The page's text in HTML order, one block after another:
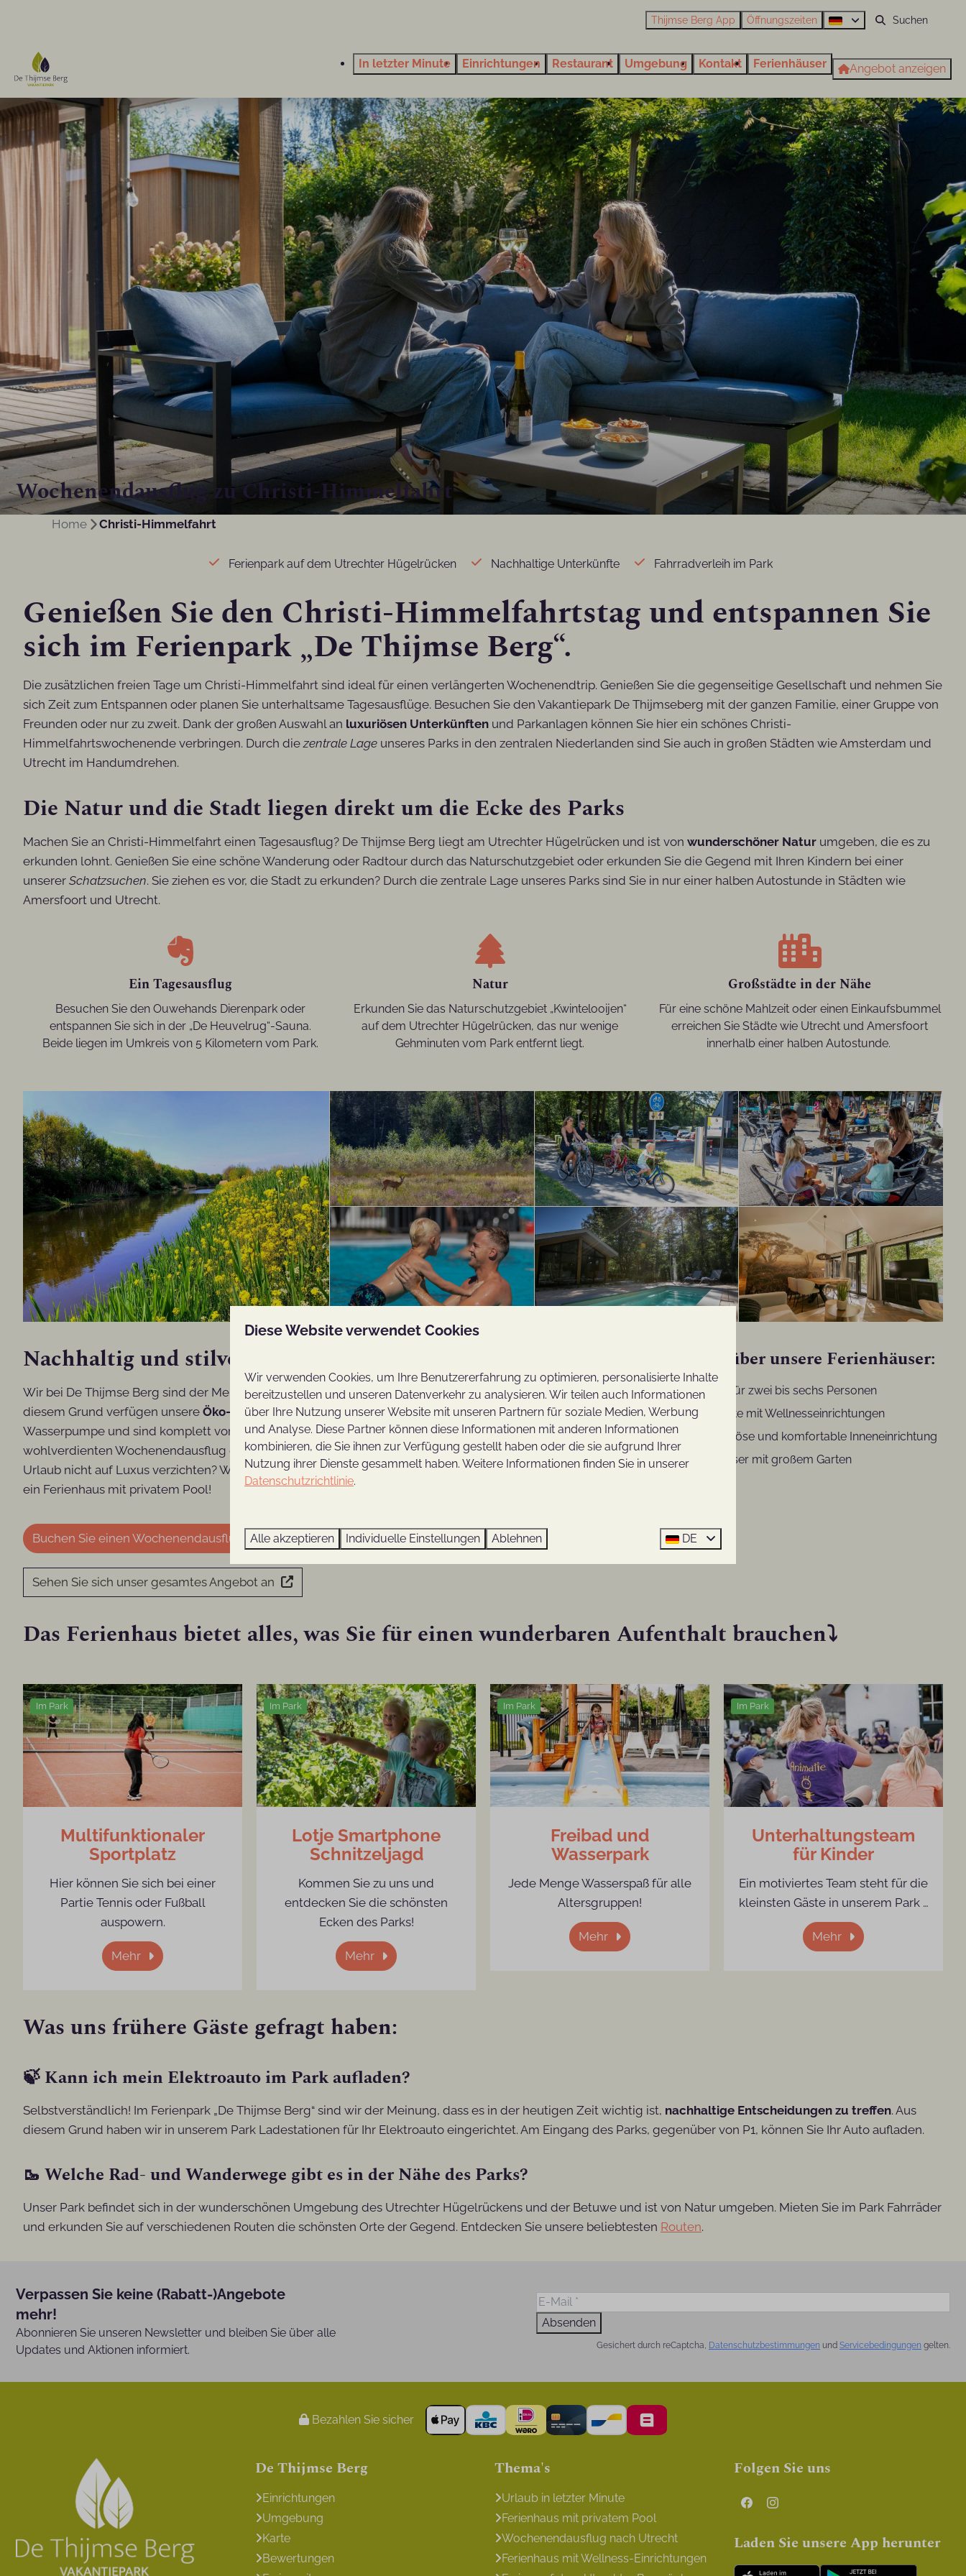
Thijmse Berg App Öffnungszeiten
In letzter Minute Einrichtungen Restaurant Umgebung Kontakt Ferienhäuser Angebot anzeigen
Wochenendausflug zu Christi-Himmelfahrt
Home Christi-Himmelfahrt
Ferienpark auf dem Utrechter Hügelrücken Nachhaltige Unterkünfte Fahrradverleih im Park
Genießen Sie den Christi-Himmelfahrtstag und entspannen Sie
sich im Ferienpark „De Thijmse Berg“.
Die zusätzlichen freien Tage um Christi-Himmelfahrt sind ideal für einen verlängerten Wochenendtrip. Genießen Sie die gegenseitige Gesellschaft und nehmen Sie
sich Zeit zum Entspannen oder planen Sie unterhaltsame Tagesausflüge. Besuchen Sie den Vakantiepark De Thijmseberg mit der ganzen Familie, einer Gruppe von
Freunden oder nur zu zweit. Dank der großen Auswahl an luxuriösen Unterkünften und Parkanlagen können Sie hier ein schönes Christi-
Himmelfahrtswochenende verbringen. Durch diezentrale Lage unseres Parks in den zentralen Niederlanden sind Sie auch in großen Städten wie Amsterdam und
Utrecht im Handumdrehen.
Die Natur und die Stadt liegen direkt um die Ecke des Parks
Machen Sie an Christi-Himmelfahrt einen Tagesausflug? De Thijmse Berg liegt am Utrechter Hügelrücken und ist vonwunderschöner Natur umgeben, die es zu
erkunden lohnt. Genießen Sie eine schöne Wanderung oder Radtour durch das Naturschutzgebiet oder erkunden Sie die Gegend mit Ihren Kindern bei einer
unsererSchatzsuchen. Sie ziehen es vor, die Stadt zu erkunden? Durch die zentrale Lage unseres Parks sind Sie in nur einer halben Autostunde in Städten wie
Amersfoort und Utrecht.
Ein Tagesausflug
Besuchen Sie den Ouwehands Dierenpark oder
entspannen Sie sich in der „De Heuvelrug“-Sauna.
Beide liegen im Umkreis von 5 Kilometern vom Park.
Natur
Erkunden Sie das Naturschutzgebiet „Kwintelooijen“
auf dem Utrechter Hügelrücken, das nur wenige
Gehminuten vom Park entfernt liegt.
Großstädte in der Nähe
Für eine schöne Mahlzeit oder einen Einkaufsbummel
erreichen Sie Städte wie Utrecht und Amersfoort
innerhalb einer halben Autostunde.
Nachhaltig und stilvoll; unsere Ferienhäuser 🍃
Wir bei De Thijmse Berg sind der Meinung, dass es wichtig ist, nachhaltige Entscheidungen zu treffen. Aus
diesem Grund verfügen unsereÖko-Ferienhäuserüber Sonnenkollektoren, beheizte Fußböden, eine
Wasserpumpe und sind komplett vom Gasnetz abgekoppelt. So können Sie über Christi-Himmelfahrt einen
wohlverdienten Wochenendausflug genießen, ohne sich um alles kümmern zu müssen. Sie wollen in Ihrem
Urlaub nicht auf Luxus verzichten? Wählen Sie unser Öko-Ferienhaus mit Sauna oder unsere Pool-Lodge,
ein Ferienhaus mit privatem Pool!
Buchen Sie einen Wochenendausflug zu Christi-Himmelfahrt
Sehen Sie sich unser gesamtes Angebot an
Übersicht über unsere Ferienhäuser:
Geeignet für zwei bis sechs Personen
Unterkünfte mit Wellnesseinrichtungen
Eine luxuriöse und komfortable Inneneinrichtung
Ferienhäuser mit großem Garten
Das Ferienhaus bietet alles, was Sie für einen wunderbaren Aufenthalt brauchen⤵
Im Park
Multifunktionaler
Sportplatz
Hier können Sie sich bei einer
Partie Tennis oder Fußball
auspowern.
Mehr
Im Park
Lotje Smartphone
Schnitzeljagd
Kommen Sie zu uns und
entdecken Sie die schönsten
Ecken des Parks!
Mehr
Im Park
Freibad und
Wasserpark
Jede Menge Wasserspaß für alle
Altersgruppen!
Mehr
Im Park
Unterhaltungsteam
für Kinder
Ein motiviertes Team steht für die
kleinsten Gäste in unserem Park …
Mehr
Was uns frühere Gäste gefragt haben:
🍃 Kann ich mein Elektroauto im Park aufladen?
Selbstverständlich! Im Ferienpark „De Thijmse Berg“ sind wir der Meinung, dass es in der heutigen Zeit wichtig ist, nachhaltige Entscheidungen zu treffen. Aus
diesem Grund haben wir in unserem Park Ladestationen für Ihr Elektroauto eingerichtet. Am Eingang des Parks, gegenüber von P1, können Sie Ihr Auto aufladen.
🥾 Welche Rad- und Wanderwege gibt es in der Nähe des Parks?
Unser Park befindet sich in der wunderschönen Umgebung des Utrechter Hügelrückens und der Betuwe und ist von Natur umgeben. Mieten Sie im Park Fahrräder
und erkunden Sie auf verschiedenen Routen die schönsten Orte der Gegend. Entdecken Sie unsere beliebtesten Routen.
Verpassen Sie keine (Rabatt-)Angebote
mehr!
Abonnieren Sie unseren Newsletter und bleiben Sie über alle
Updates und Aktionen informiert.
Absenden
Gesichert durch reCaptcha, Datenschutzbestimmungen und Servicebedingungen gelten.
Bezahlen Sie sicher
De Thijmse Berg
Einrichtungen
Umgebung
Karte
Bewertungen
Thema's
Urlaub in letzter Minute
Ferienhaus mit privatem Pool
Wochenendausflug nach Utrecht
Ferienhaus mit Wellness-Einrichtungen
Folgen Sie uns
Laden Sie unsere App herunter
Diese Website verwendet Cookies
Wir verwenden Cookies, um Ihre Benutzererfahrung zu optimieren, personalisierte Inhalte
bereitzustellen und unseren Datenverkehr zu analysieren. Wir teilen auch Informationen
über Ihre Nutzung unserer Website mit unseren Partnern für soziale Medien, Werbung
und Analyse. Diese Partner können diese Informationen mit anderen Informationen
kombinieren, die Sie ihnen zur Verfügung gestellt haben oder die sie aufgrund Ihrer
Nutzung ihrer Dienste gesammelt haben. Weitere Informationen finden Sie in unserer
Datenschutzrichtlinie.
Alle akzeptieren Individuelle Einstellungen Ablehnen DE